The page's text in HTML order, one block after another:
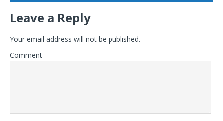
Leave a Reply
Your email address will not be published.
Comment